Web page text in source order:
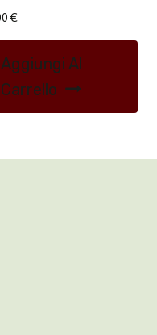
€
Aggiungi Al
Carrello